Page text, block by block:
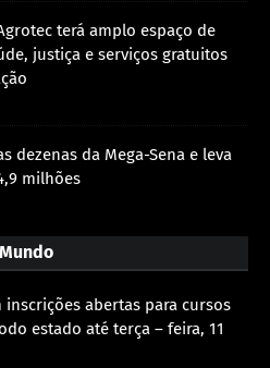
terá amplo espaço de
justiça e serviços gratuitos
dezenas da Mega-Sena e leva
milhões
Mundo
inscrições abertas para cursos
estado até terça – feira, 11